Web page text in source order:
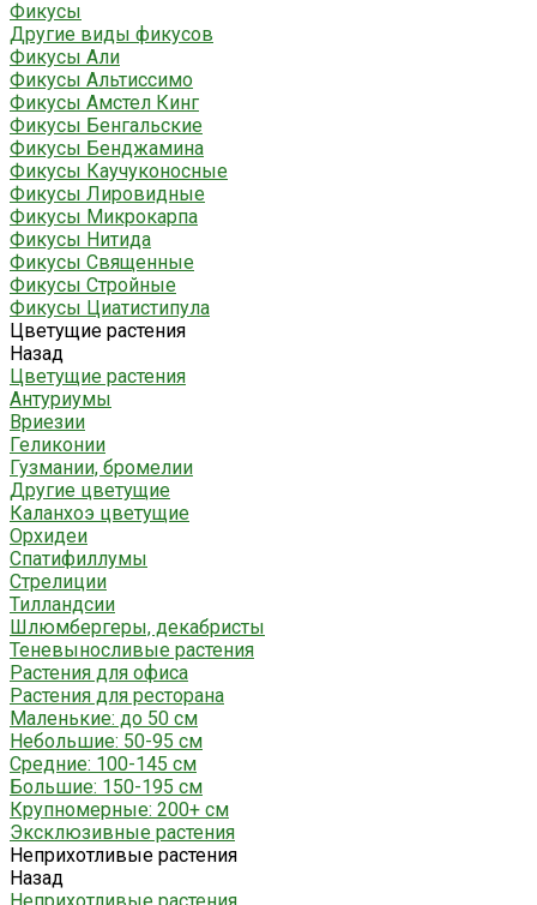
Фикусы
Другие виды фикусов
Фикусы Али
Фикусы Альтиссимо
Фикусы Амстел Кинг
Фикусы Бенгальские
Фикусы Бенджамина
Фикусы Каучуконосные
Фикусы Лировидные
Фикусы Микрокарпа
Фикусы Нитида
Фикусы Священные
Фикусы Стройные
Фикусы Циатистипула
Цветущие растения
Назад
Цветущие растения
Антуриумы
Вриезии
Геликонии
Гузмании, бромелии
Другие цветущие
Каланхоэ цветущие
Орхидеи
Спатифиллумы
Стрелиции
Тилландсии
Шлюмбергеры, декабристы
Теневыносливые растения
Растения для офиса
Растения для ресторана
Маленькие: до 50 см
Небольшие: 50-95 см
Средние: 100-145 см
Большие: 150-195 см
Крупномерные: 200+ см
Эксклюзивные растения
Неприхотливые растения
Назад